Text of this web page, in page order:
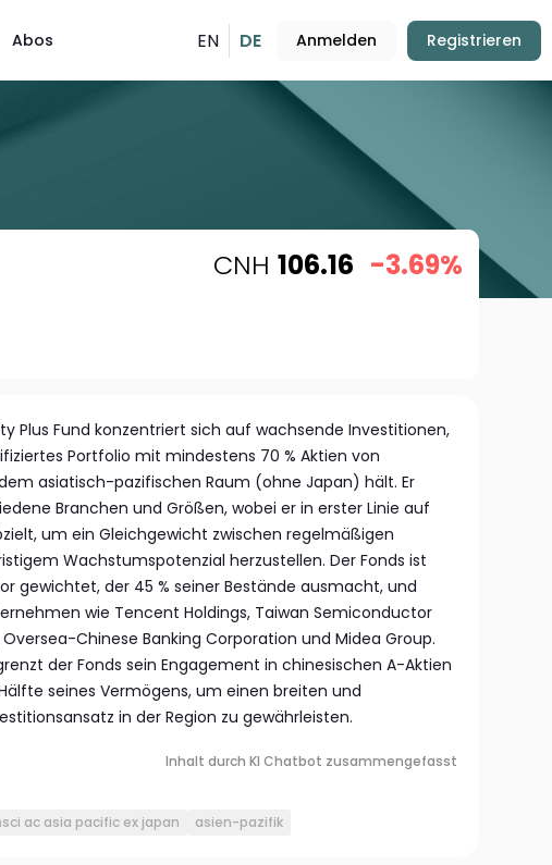
Abos EN DE Anmelden Registrieren
CNH 106.16 -3.69%
Plus Fund konzentriert sich auf wachsende Investitionen,
Portfolio mit mindestens 70 % Aktien von
asiatisch-pazifischen Raum (ohne Japan) hält. Er
Branchen und Größen, wobei er in erster Linie auf
um ein Gleichgewicht zwischen regelmäßigen
Wachstumspotenzial herzustellen. Der Fonds ist
gewichtet, der 45 % seiner Bestände ausmacht, und
wie Tencent Holdings, Taiwan Semiconductor
Oversea-Chinese Banking Corporation und Midea Group.
der Fonds sein Engagement in chinesischen A-Aktien
seines Vermögens, um einen breiten und
in der Region zu gewährleisten.
Inhalt durch KI Chatbot zusammengefasst
ac asia pacific ex japan asien-pazifik